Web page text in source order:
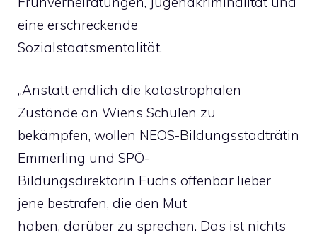
eine erschreckende
Sozialstaatsmentalität.
„Anstatt endlich die katastrophalen
Zustände an Wiens Schulen zu
bekämpfen, wollen NEOS-Bildungsstadträtin
Emmerling und SPÖ-
Bildungsdirektorin Fuchs offenbar lieber
jene bestrafen, die den Mut
haben, darüber zu sprechen. Das ist nichts